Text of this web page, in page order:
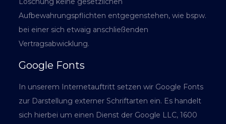
Aufbewahrungspflichten entgegenstehen, wie bspw.
bei einer sich etwaig anschließenden
Vertragsabwicklung.
Google Fonts
In unserem Internetauftritt setzen wir Google Fonts
zur Darstellung externer Schriftarten ein. Es handelt
sich hierbei um einen Dienst der Google LLC, 1600